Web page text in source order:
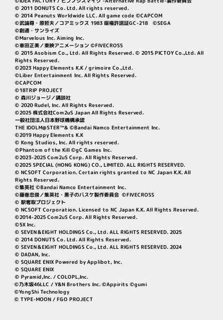
© 2011 DONUTS Co. Ltd. All rights reserved.
© 2014 Peanuts Worldwide LLC. All game code ©CAPCOM
©武論尊・原哲夫／コアミックス 1983 版権許諾証GC-218 ©SEGA
©創通・サンライズ
©Marvelous Inc. Aiming Inc.
©車田正美／東映アニメーション ©FIVECROSS
© 2015 Asobism Co., Ltd. All Rights Reserved. © 2015 PICTOY Co.,Ltd. All
Rights Reserved.
©2023 Happy Elements K.K / grimoire Co.,Ltd.
©Liber Entertainment Inc. All Rights Reserved.
©CAPCOM
©18TRIP PROJECT
© 森川ジョージ／講談社
© 2020 Rudel, Inc. All Rights Reserved.
©2025 株式会社Com2uS Japan All Rights Reserved.
一般社団法人日本野球機構承認
THE IDOLM@STER™& ©Bandai Namco Entertainment Inc.
©2019 Happy Elements K.K
© Kong Studios, Inc. All rights reserved.
©Phantom of the Kill ©gC Games Inc.
©2023-2025 Com2uS Corp. All Rights Reserved.
©2025 SPECIAL (HONG KONG) CO., LIMITED. ALL RIGHTS RESERVED.
© NCSOFT Corporation. Certain rights granted to NC Japan K.K. All
Rights Reserved.
©集英社 ©Bandai Namco Entertainment Inc.
©藤巻忠俊／集英社・黒子のバスケ製作委員会 ©FIVECROSS
© 駅奪取プロジェクト
© NCSOFT Corporation. Licensed to NC Japan K.K. All Rights Reserved.
©2014-2025 Com2uS Corp. All Rights Reserved.
©5X Inc.
© SEVEN＆EIGHT HOLDINGS Co., Ltd. ALL RIGHTS RESERVED. 2025
© 2014 DONUTS Co. Ltd. All Rights Reserved.
© SEVEN＆EIGHT HOLDINGS Co., Ltd. ALL RIGHTS RESERVED. 2024
© DADAN, Inc.
© SQUARE ENIX Powered by Applibot, Inc.
© SQUARE ENIX
© Pyramid,Inc. / COLOPL,Inc.
©乃木坂46LLC / Y&N Brothers Inc. ©Appirits ©gumi
©YongShi Technology
© TYPE-MOON / FGO PROJECT